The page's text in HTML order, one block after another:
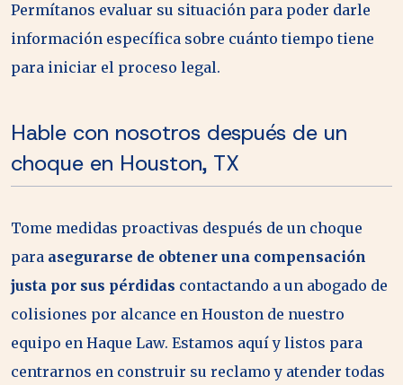
Permítanos evaluar su situación para poder darle
información específica sobre cuánto tiempo tiene
para iniciar el proceso legal.
Hable con nosotros después de un
choque en Houston, TX
Tome medidas proactivas después de un choque
para asegurarse de obtener una compensación
justa por sus pérdidas contactando a un abogado de
colisiones por alcance en Houston de nuestro
equipo en Haque Law. Estamos aquí y listos para
centrarnos en construir su reclamo y atender todas